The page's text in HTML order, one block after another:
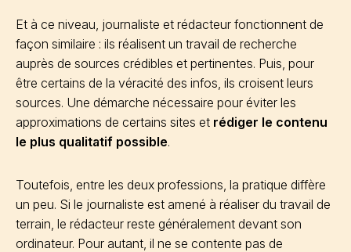
Et à ce niveau, journaliste et rédacteur fonctionnent de
façon similaire : ils réalisent un travail de recherche
auprès de sources crédibles et pertinentes. Puis, pour
être certains de la véracité des infos, ils croisent leurs
sources. Une démarche nécessaire pour éviter les
approximations de certains sites et rédiger le contenu
le plus qualitatif possible.
Toutefois, entre les deux professions, la pratique diffère
un peu. Si le journaliste est amené à réaliser du travail de
terrain, le rédacteur reste généralement devant son
ordinateur. Pour autant, il ne se contente pas de